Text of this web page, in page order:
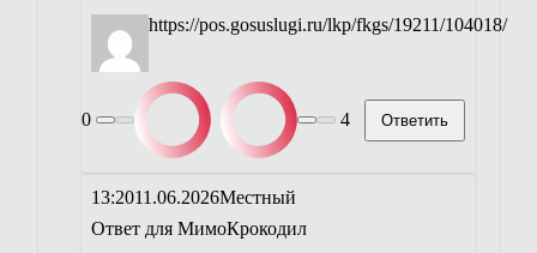
https://pos.gosuslugi.ru/lkp/fkgs/19211/104018/
0 4 Ответить
13:2011.06.2026Местный
Ответ для МимоКрокодил